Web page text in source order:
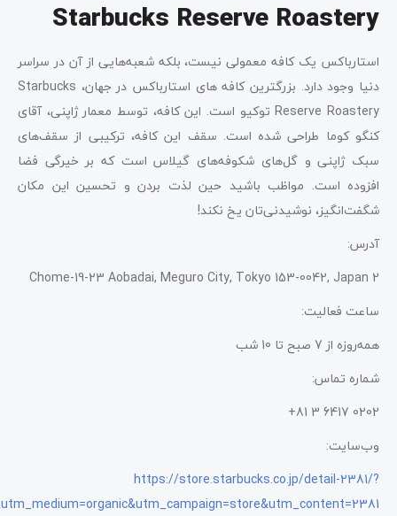
Starbucks Reserve Roastery
استارباکس یک کافه معمولی نیست، بلکه شعبه‌هایی از آن در سراسر
دنیا وجود دارد. بزرگترین کافه ‌های استارباکس در جهان، Starbucks
Reserve Roastery توکیو است. این کافه، توسط معمار ژاپنی، آقای
کنگو کوما طراحی شده است. سقف این کافه، ترکیبی از سقف‌های
سبک ژاپنی و گل‌های شکوفه‌های گیلاس است که بر خیرگی فضا
افزوده است. مواظب باشید حین لذت بردن و تحسین این مکان
شگفت‌انگیز، نوشیدنی‌تان یخ نکند!
آدرس:
2 Chome-19-23 Aobadai, Meguro City, Tokyo 153-0042, Japan
ساعت فعالیت:
همه‌روزه از 7 صبح تا 10 شب
شماره تماس:
0202 6417 3 81+
وب‌سایت:
https://store.starbucks.co.jp/detail-2381/?